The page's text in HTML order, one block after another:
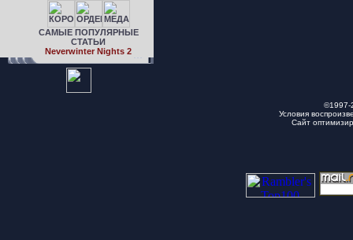
САМЫЕ ПОПУЛЯРНЫЕ
СТАТЬИ
Neverwinter Nights 2
Условия
Сайт